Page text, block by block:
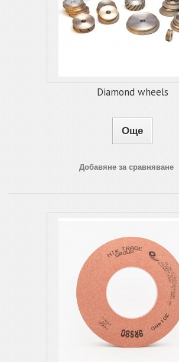
Diamond wheels
Още
Добавяне за сравняване